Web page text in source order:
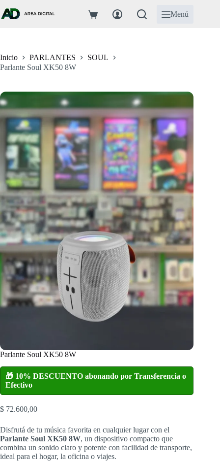
al
contenido
Carro
Menú
Inicio PARLANTES
SOUL
Parlante Soul XK50 8W
Parlante Soul XK50 8W
🎁 10% DESCUENTO abonando por Transferencia o
Efectivo
$ 72.600,00
Disfrutá de tu música favorita en cualquier lugar con el
Parlante Soul XK50 8W, un dispositivo compacto que
combina un sonido claro y potente con facilidad de transporte,
ideal para el hogar, la oficina o viajes.